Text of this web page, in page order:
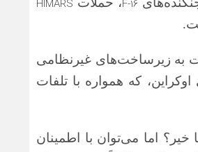
F-16
HIMARS
به زیرساخت‌های غیرنظامی
که همواره با تلفات
اما می‌توان با اطمینان